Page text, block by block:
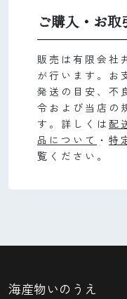
ご購入・お
販売は有限会社
が行います。お
発送の目安、不
令および当店の
す。詳しくは 配
品について ・ 特
覧ください。
海産物いのうえ